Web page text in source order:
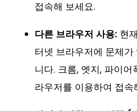
접속해 보세요.
다른 브라우저 사용: 현
터넷 브라우저에 문제
니다. 크롬, 엣지, 파이
라우저를 이용하여 접속